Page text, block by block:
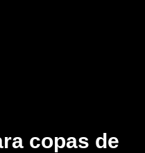
copas de